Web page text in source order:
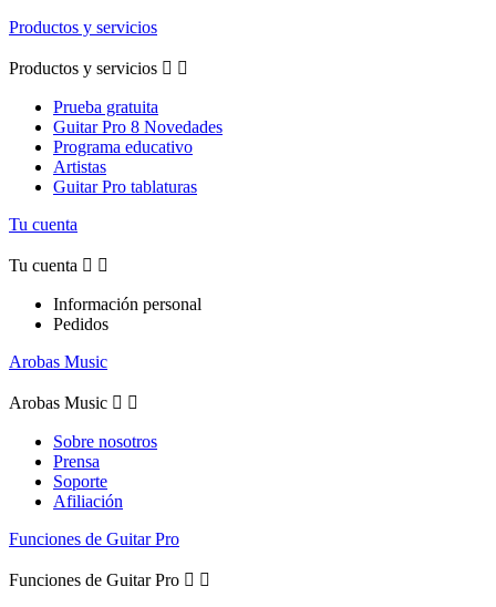
Productos y servicios
Productos y servicios  
Prueba gratuita
Guitar Pro 8 Novedades
Programa educativo
Artistas
Guitar Pro tablaturas
Tu cuenta
Tu cuenta  
Información personal
Pedidos
Arobas Music
Arobas Music  
Sobre nosotros
Prensa
Soporte
Afiliación
Funciones de Guitar Pro
Funciones de Guitar Pro  